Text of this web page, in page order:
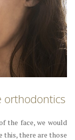
orthodontics
the face, we would
this, there are those